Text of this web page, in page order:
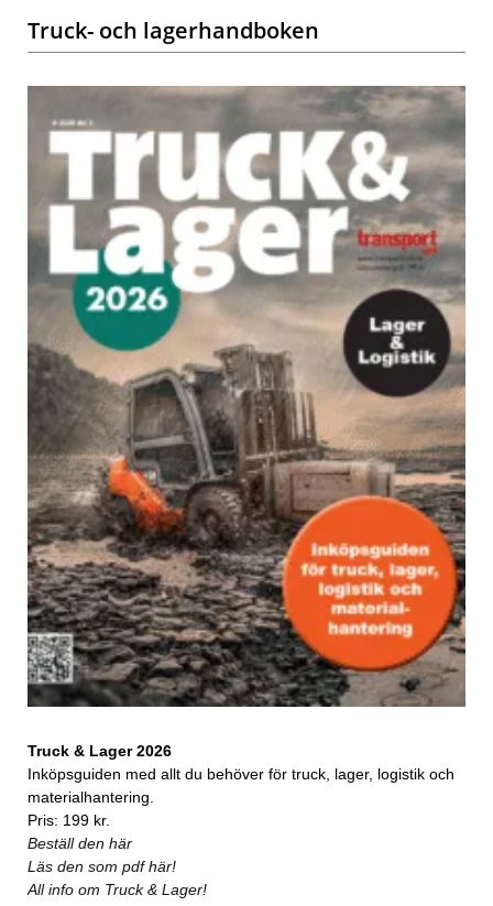
Truck- och lagerhandboken
Truck & Lager 2026
Inköpsguiden med allt du behöver för truck, lager, logistik och
materialhantering.
Pris: 199 kr.
Beställ den här
Läs den som pdf här!
All info om Truck & Lager!